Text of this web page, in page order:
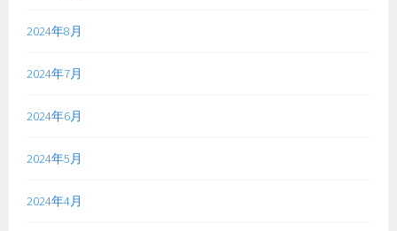
2024年8月
2024年7月
2024年6月
2024年5月
2024年4月